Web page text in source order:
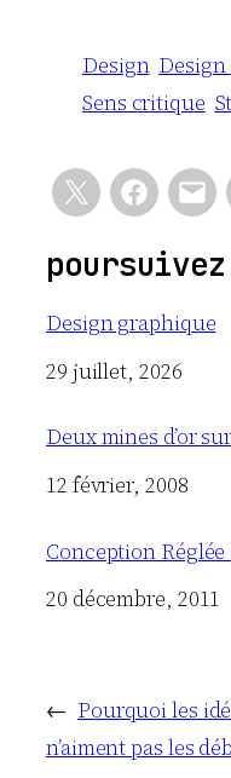
Design
Sens critique
Design graphique
Date
29 juillet, 2026
Deux mines d’or
Date
12 février, 2008
Conception
Date
20 décembre, 2011
← Pourquoi les
n’aiment pas les